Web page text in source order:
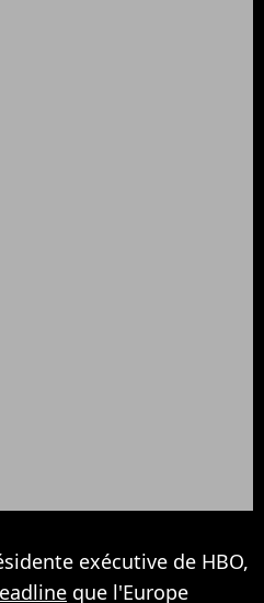
exécutive de HBO,
que l'Europe